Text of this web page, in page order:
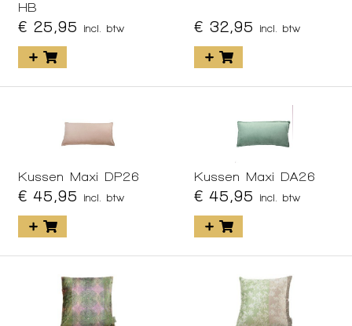
HB
€ 25,95 incl. btw € 32,95 incl. btw
Kussen Maxi DP26
€ 45,95 incl. btw
Kussen Maxi DA26
€ 45,95 incl. btw